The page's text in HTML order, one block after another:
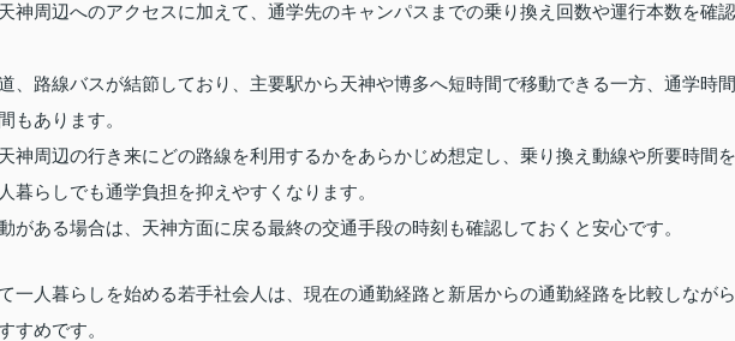
神周辺へのアクセスに加えて、通学先のキャンパスまでの乗り換え回数や運行本数を確認
、路線バスが結節しており、主要駅から天神や博多へ短時間で移動できる一方、通学時間
もあります。
神周辺の行き来にどの路線を利用するかをあらかじめ想定し、乗り換え動線や所要時間を
暮らしでも通学負担を抑えやすくなります。
がある場合は、天神方面に戻る最終の交通手段の時刻も確認しておくと安心です。
一人暮らしを始める若手社会人は、現在の通勤経路と新居からの通勤経路を比較しながら
すめです。